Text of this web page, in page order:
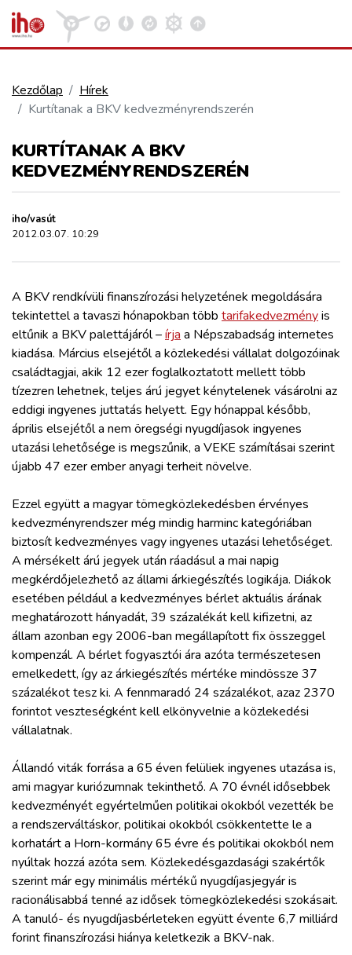
VASÚT
KÖZÚT
REPÜLÉS
KÖZLEKEDÉSFEJLESZTÉS
ELLÁTÁSI LÁNC
ZÖLDÚT
HAJÓZÁS
BLOG
ARCHÍVUM
WEBSHOP
BELÉPÉS
REGISZTRÁCIÓ
Kezdőlap
Hírek
Kurtítanak a BKV kedvezményrendszerén
KURTÍTANAK A BKV
KEDVEZMÉNYRENDSZERÉN
iho/vasút
2012.03.07. 10:29
A BKV rendkívüli finanszírozási helyzetének megoldására
tekintettel a tavaszi hónapokban több tarifakedvezményis
eltűnik a BKV palettájáról –írja a Népszabadság internetes
kiadása. Március elsejétől a közlekedési vállalat dolgozóinak
családtagjai, akik 12 ezer foglalkoztatott mellett több
tízezren lehetnek, teljes árú jegyet kénytelenek vásárolni az
eddigi ingyenes juttatás helyett. Egy hónappal később,
április elsejétől a nem öregségi nyugdíjasok ingyenes
utazási lehetősége is megszűnik, a VEKE számításai szerint
újabb 47 ezer ember anyagi terheit növelve.
Ezzel együtt a magyar tömegközlekedésben érvényes
kedvezményrendszer még mindig harminc kategóriában
biztosít kedvezményes vagy ingyenes utazási lehetőséget.
A mérsékelt árú jegyek után ráadásul a mai napig
megkérdőjelezhető az állami árkiegészítés logikája. Diákok
esetében például a kedvezményes bérlet aktuális árának
meghatározott hányadát, 39 százalékát kell kifizetni, az
állam azonban egy 2006-ban megállapított fix összeggel
kompenzál. A bérlet fogyasztói ára azóta természetesen
emelkedett, így az árkiegészítés mértéke mindössze 37
százalékot tesz ki. A fennmaradó 24 százalékot, azaz 2370
forintot veszteségként kell elkönyvelnie a közlekedési
vállalatnak.
Állandó viták forrása a 65 éven felüliek ingyenes utazása is,
ami magyar kuriózumnak tekinthető. A 70 évnél idősebbek
kedvezményét egyértelműen politikai okokból vezették be
a rendszerváltáskor, politikai okokból csökkentette le a
korhatárt a Horn-kormány 65 évre és politikai okokból nem
nyúltak hozzá azóta sem. Közlekedésgazdasági szakértők
szerint már egy minimális mértékű nyugdíjasjegyár is
racionálisabbá tenné az idősek tömegközlekedési szokásait.
A tanuló- és nyugdíjasbérleteken együtt évente 6,7 milliárd
forint finanszírozási hiánya keletkezik a BKV-nak.